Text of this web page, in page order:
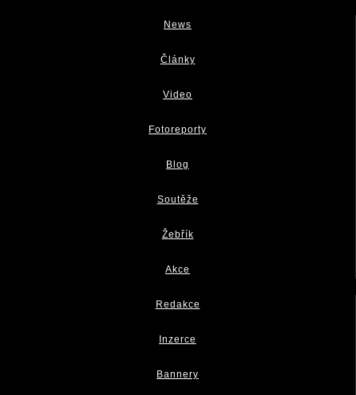
News
Články
Video
Fotoreporty
Blog
Soutěže
Žebřík
Akce
Redakce
Inzerce
Bannery